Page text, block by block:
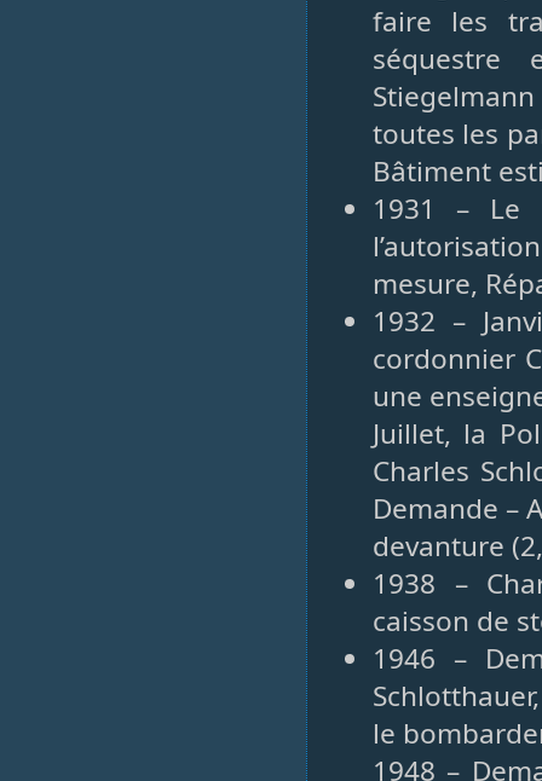
faire les
séquestre
toutes les
Bâtiment
1931 – Le
mesure,
1932 –
cordonnier
une
Juillet, la
Charles
Demande –
devanture
1938 –
caisson de
1946 –
le
1948 –